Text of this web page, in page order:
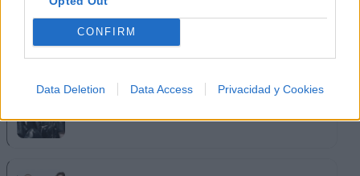
CONFIRM
Data Deletion Data Access Privacidad y Cookies
Música Relacionada